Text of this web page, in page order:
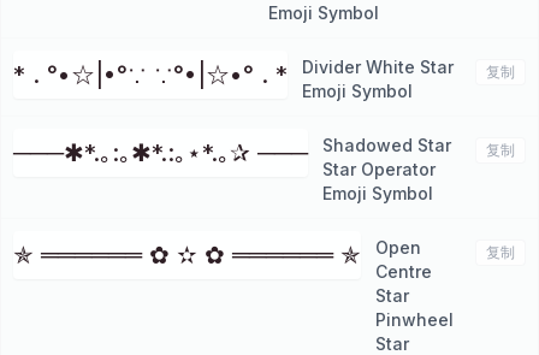
Emoji Symbol
* . °•☆|•°∵ ∵°•|☆•° . *
Divider White Star
Emoji Symbol
复制
───✱*.｡:｡✱*.:｡⋆*.｡✰ ───
Shadowed Star
Star Operator
Emoji Symbol
复制
✯ ══════ ✿ ✫ ✿ ══════ ✯
Open
Centre
Star
Pinwheel
Star
复制